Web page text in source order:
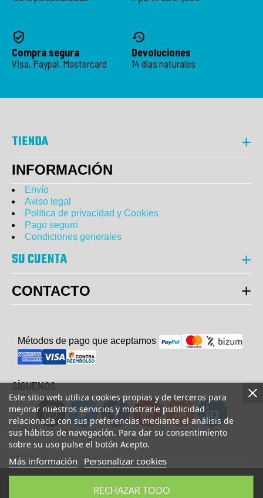
Este sitio web utiliza cookies propias y de terceros para
mejorar nuestros servicios y mostrarle publicidad
relacionada con sus preferencias mediante el análisis de
sus hábitos de navegación. Para dar su consentimiento
sobre su uso pulse el botón Acepto.
Más información Personalizar cookies
RECHAZAR TODO
Compra segura
Visa, Paypal, Mastercard
Devoluciones
14 días naturales
AÑADIR A LA CESTA COMPRAR AHORA
TIENDA
INFORMACIÓN
Envío
Aviso legal
Política de privacidad y Cookies
Pago seguro
Condiciones generales
SU CUENTA
CONTACTO
Métodos de pago que aceptamos
SÍGUENOS
© Copyright 2023 UsaFitness. All Rights Reserved.